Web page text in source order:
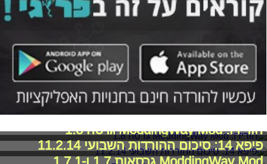
הורידו: ModdingWay Mod גרסה 1.8
פיפא 14: סיכום ההורדות השבועי 11.2.14